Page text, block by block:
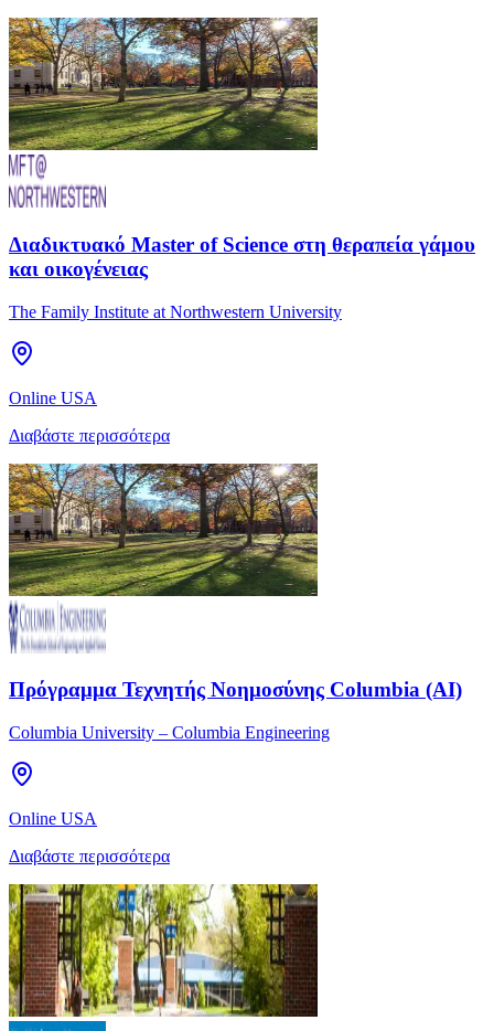
Διαδικτυακό Master of Science στη θεραπεία γάμου
και οικογένειας
The Family Institute at Northwestern University
Online USA
Διαβάστε περισσότερα
Πρόγραμμα Τεχνητής Νοημοσύνης Columbia (AI)
Columbia University – Columbia Engineering
Online USA
Διαβάστε περισσότερα